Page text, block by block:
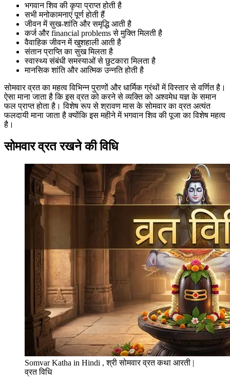
भगवान शिव की कृपा प्राप्त होती है
सभी मनोकामनाएं पूर्ण होती हैं
जीवन में सुख-शांति और समृद्धि आती है
कर्ज और financial problems से मुक्ति मिलती है
वैवाहिक जीवन में खुशहाली आती है
संतान प्राप्ति का सुख मिलता है
स्वास्थ्य संबंधी समस्याओं से छुटकारा मिलता है
मानसिक शांति और आत्मिक उन्नति होती है
सोमवार व्रत का महत्व विभिन्न पुराणों और धार्मिक ग्रंथों में विस्तार से वर्णित है।
ऐसा माना जाता है कि इस व्रत को करने से व्यक्ति को अश्वमेध यज्ञ के समान
फल प्राप्त होता है। विशेष रूप से श्रावण मास के सोमवार का व्रत अत्यंत
फलदायी माना जाता है क्योंकि इस महीने में भगवान शिव की पूजा का विशेष महत्व
है।
सोमवार व्रत रखने की विधि
Somvar Katha in Hindi , श्री सोमवार व्रत कथा आरती |
व्रत विधि